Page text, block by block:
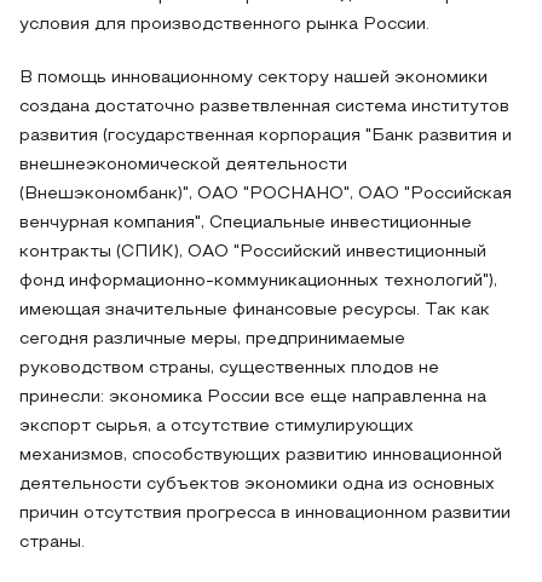
условия для производственного рынка России.
В помощь инновационному сектору нашей экономики
создана достаточно разветвленная система институтов
развития (государственная корпорация "Банк развития и
внешнеэкономической деятельности
(Внешэкономбанк)", ОАО "РОСНАНО", ОАО "Российская
венчурная компания", Специальные инвестиционные
контракты (СПИК), ОАО "Российский инвестиционный
фонд информационно-коммуникационных технологий"),
имеющая значительные финансовые ресурсы. Так как
сегодня различные меры, предпринимаемые
руководством страны, существенных плодов не
принесли: экономика России все еще направленна на
экспорт сырья, а отсутствие стимулирующих
механизмов, способствующих развитию инновационной
деятельности субъектов экономики одна из основных
причин отсутствия прогресса в инновационном развитии
страны.